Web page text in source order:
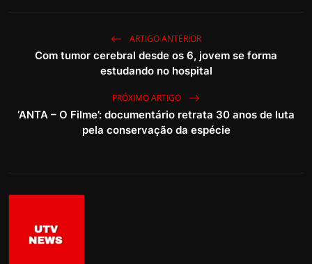
ARTIGO ANTERIOR
Com tumor cerebral desde os 6, jovem se forma
estudando no hospital
PRÓXIMO ARTIGO
‘ANTA – O Filme’: documentário retrata 30 anos de luta
pela conservação da espécie